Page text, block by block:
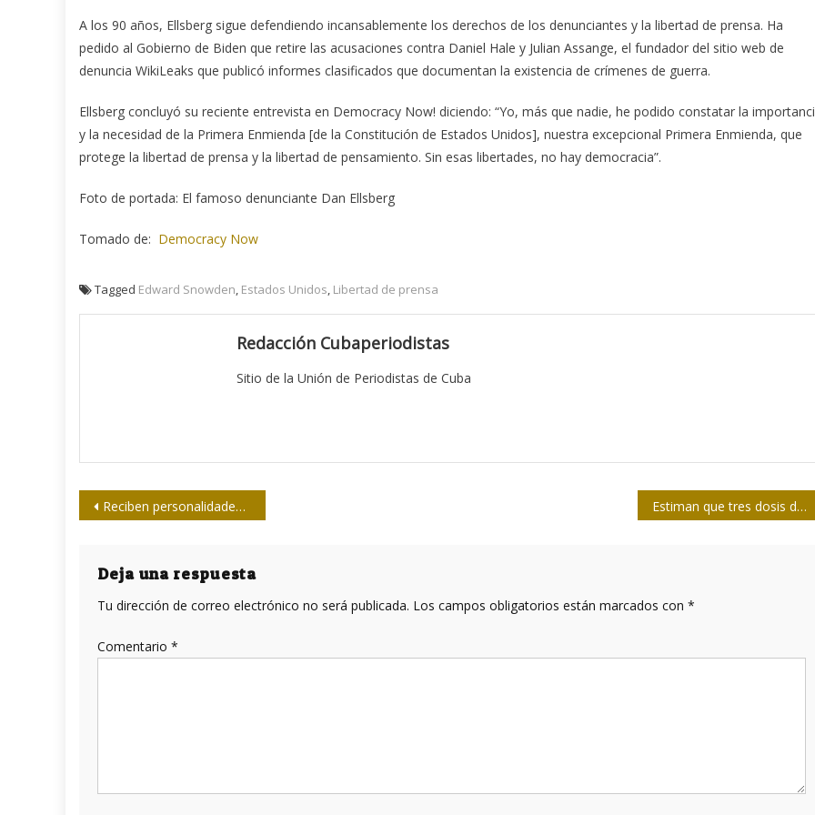
A los 90 años, Ellsberg sigue defendiendo incansablemente los derechos de los denunciantes y la libertad de prensa. Ha
pedido al Gobierno de Biden que retire las acusaciones contra Daniel Hale y Julian Assange, el fundador del sitio web de
denuncia WikiLeaks que publicó informes clasificados que documentan la existencia de crímenes de guerra.
Ellsberg concluyó su reciente entrevista en Democracy Now! diciendo: “Yo, más que nadie, he podido constatar la
y la necesidad de la Primera Enmienda [de la Constitución de Estados Unidos], nuestra excepcional Primera Enmienda, que
protege la libertad de prensa y la libertad de pensamiento. Sin esas libertades, no hay democracia”.
Foto de portada: El famoso denunciante Dan Ellsberg
Tomado de: Democracy Now
Tagged Edward Snowden, Estados Unidos, Libertad de prensa
Redacción Cubaperiodistas
Sitio de la Unión de Periodistas de Cuba
Navegación
entradas
Reciben personalidades y colectivos Réplica del Machete de Máximo Gómez Estiman que tres dosis de Soberana 02 tengan una eficacia de entre el 85 y el 95 por ciento
Deja una respuesta
Tu dirección de correo electrónico no será publicada. Los campos obligatorios están marcados con *
Comentario *